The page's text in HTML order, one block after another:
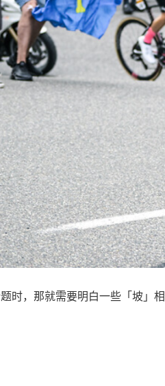
时，那就需要明白一些「坡」